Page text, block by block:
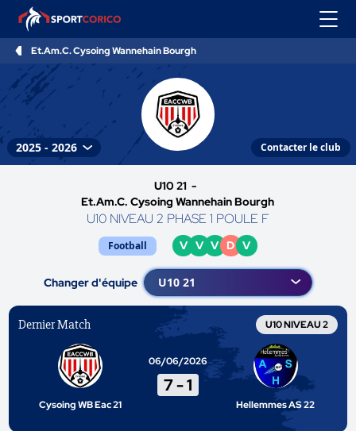
Et.Am.C. Cysoing Wannehain Bourgh
Contacter le club
U10 21 -
Et.Am.C. Cysoing Wannehain Bourgh
U10 NIVEAU 2 PHASE 1 POULE F
Football V V V D V
Changer d'équipe
Dernier Match U10 NIVEAU 2
Cysoing WB Eac 21
06/06/2026
7-1
Hellemmes AS 22